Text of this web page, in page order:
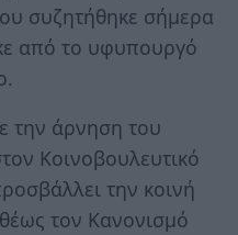
συζητήθηκε σήμερα
από το υφυπουργό
την άρνηση του
Κοινοβουλευτικό
την κοινή
τον Κανονισμό